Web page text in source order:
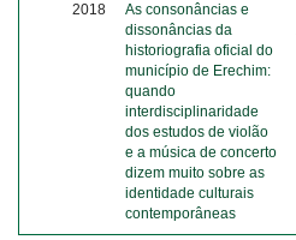
2018
As consonâncias e
dissonâncias da
historiografia oficial do
município de Erechim:
quando
interdisciplinaridade
dos estudos de violão
e a música de concerto
dizem muito sobre as
identidade culturais
contemporâneas